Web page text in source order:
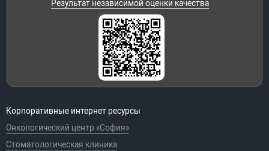
Корпоративные интернет ресурсы
Онкологический центр «София»
Стоматологическая клиника
Результат независимой оценки качества